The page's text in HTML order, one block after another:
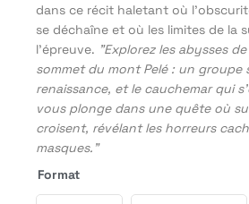
dans ce récit haletant où
se déchaîne et où les limites de la
l’épreuve. "Explorez les abysses
sommet du mont Pelé : un groupe
renaissance, et le cauchemar qui
vous plonge dans une quête où
croisent, révélant les horreurs
masques."
Format